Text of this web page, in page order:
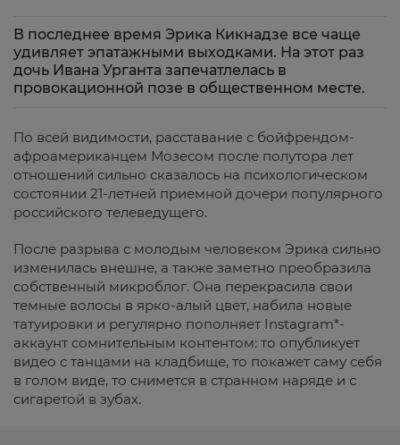
В последнее время Эрика Кикнадзе все чаще
удивляет эпатажными выходками. На этот раз
дочь Ивана Урганта запечатлелась в
провокационной позе в общественном месте.
По всей видимости, расставание с бойфрендом-
афроамериканцем Мозесом после полутора лет
отношений сильно сказалось на психологическом
состоянии 21-летней приемной дочери популярного
российского телеведущего.
После разрыва с молодым человеком Эрика сильно
изменилась внешне, а также заметно преобразила
собственный микроблог. Она перекрасила свои
темные волосы в ярко-алый цвет, набила новые
татуировки и регулярно пополняет Instagram*-
аккаунт сомнительным контентом: то опубликует
видео с танцами на кладбище, то покажет саму себя
в голом виде, то снимется в странном наряде и с
сигаретой в зубах.